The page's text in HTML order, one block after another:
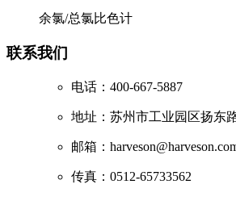
余氯/总氯比色计
联系我们
电话：400-667-5887
地址：苏州市工业园区扬东
邮箱：
传真：0512-65733562